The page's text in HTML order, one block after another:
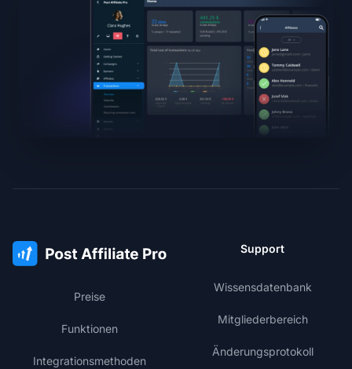
Preise
Funktionen
Integrationsmethoden
Support
Wissensdatenbank
Mitgliederbereich
Änderungsprotokoll